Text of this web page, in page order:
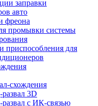
заправки
авто
фреона
промывки системы
приспособления для
схождения
3D
с ИК-связью